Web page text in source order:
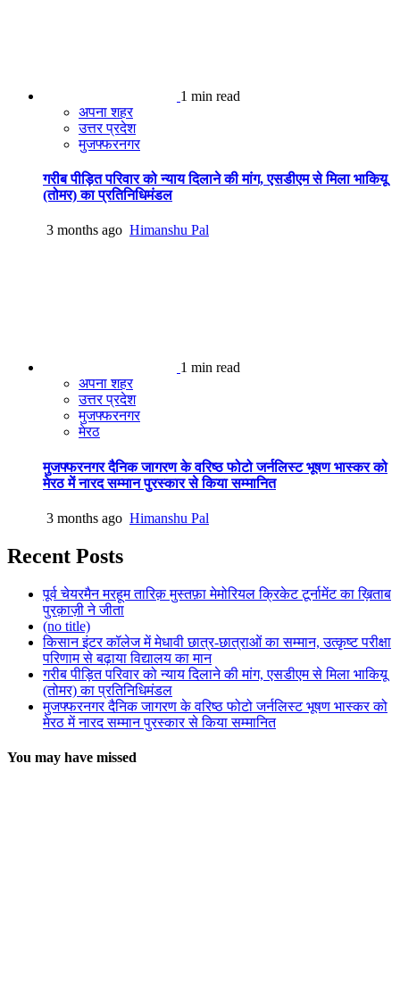
1 min read
अपना शहर
उत्तर प्रदेश
मुजफ्फरनगर
गरीब पीड़ित परिवार को न्याय दिलाने की मांग, एसडीएम से मिला भाकियू
(तोमर) का प्रतिनिधिमंडल
3 months ago Himanshu Pal
1 min read
अपना शहर
उत्तर प्रदेश
मुजफ्फरनगर
मेरठ
मुजफ्फरनगर दैनिक जागरण के वरिष्ठ फोटो जर्नलिस्ट भूषण भास्कर को
मेरठ में नारद सम्मान पुरस्कार से किया सम्मानित
3 months ago Himanshu Pal
Recent Posts
पूर्व चेयरमैन मरहूम तारिक़ मुस्तफ़ा मेमोरियल क्रिकेट टूर्नामेंट का ख़िताब
पुरक़ाज़ी ने जीता
(no title)
किसान इंटर कॉलेज में मेधावी छात्र-छात्राओं का सम्मान, उत्कृष्ट परीक्षा
परिणाम से बढ़ाया विद्यालय का मान
गरीब पीड़ित परिवार को न्याय दिलाने की मांग, एसडीएम से मिला भाकियू
(तोमर) का प्रतिनिधिमंडल
मुजफ्फरनगर दैनिक जागरण के वरिष्ठ फोटो जर्नलिस्ट भूषण भास्कर को
मेरठ में नारद सम्मान पुरस्कार से किया सम्मानित
You may have missed